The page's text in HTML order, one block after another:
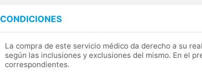
CONDICIONES
La compra de este servicio médico da derecho a su
según las inclusiones y exclusiones del mismo. En el
correspondientes.